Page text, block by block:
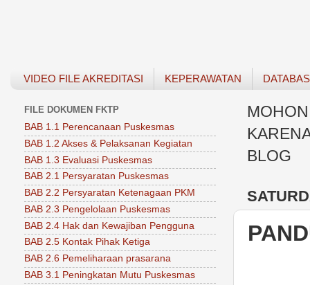
VIDEO FILE AKREDITASI KEPERAWATAN
BLOG
FILE DOKUMEN FKTP
BAB 1.1 Perencanaan Puskesmas
BAB 1.2 Akses & Pelaksanan Kegiatan
BAB 1.3 Evaluasi Puskesmas
BAB 2.1 Persyaratan Puskesmas
BAB 2.2 Persyaratan Ketenagaan PKM
BAB 2.3 Pengelolaan Puskesmas
BAB 2.4 Hak dan Kewajiban Pengguna
BAB 2.5 Kontak Pihak Ketiga
BAB 2.6 Pemeliharaan prasarana
BAB 3.1 Peningkatan Mutu Puskesmas